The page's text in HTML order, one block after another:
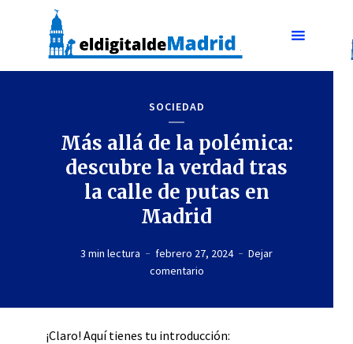
SOCIEDAD
Más allá de la polémica:
descubre la verdad tras
la calle de putas en
Madrid
3 min lectura febrero 27, 2024
Dejar
comentario
¡Claro! Aquí tienes tu introducción: